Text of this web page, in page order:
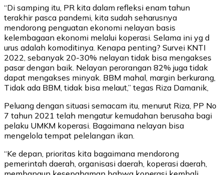
“Di samping itu, PR kita dalam refleksi enam tahun
terakhir pasca pandemi, kita sudah seharusnya
mendorong penguatan ekonomi nelayan basis
kelembagaan ekonomi melalui koperasi. Selama ini yg d
urus adalah komoditinya. Kenapa penting? Survei KNTI
2022, sebanyak 20-30% nelayan tidak bisa mengakses
pasar dengan baik. Nelayan perorangan 82% juga tidak
dapat mengakses minyak. BBM mahal, margin berkurang,
Tidak ada BBM, tidak bisa melaut,” tegas Riza Damanik,
Peluang dengan situasi semacam itu, menurut Riza, PP No
7 tahun 2021 telah mengatur kemudahan berusaha bagi
pelaku UMKM koperasi. Bagaimana nelayan bisa
mengelola tempat pelelangan ikan.
“Ke depan, prioritas kita bagaimana mendorong
pemerintah daerah, organisasi daerah, koperasi daerah,